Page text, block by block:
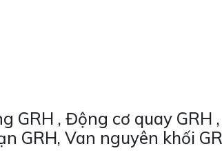
, Động cơ quay GRH
GRH, Van nguyên khối